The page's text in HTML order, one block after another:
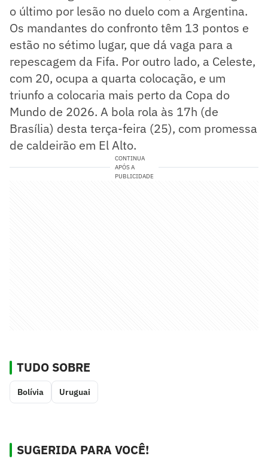
o último por lesão no duelo com a Argentina.
Os mandantes do confronto têm 13 pontos e
estão no sétimo lugar, que dá vaga para a
repescagem da Fifa. Por outro lado, a Celeste,
com 20, ocupa a quarta colocação, e um
triunfo a colocaria mais perto da Copa do
Mundo de 2026. A bola rola às 17h (de
Brasília) desta terça-feira (25), com promessa
de caldeirão em El Alto.
CONTINUA
APÓS A
PUBLICIDADE
TUDO SOBRE
Bolívia Uruguai
SUGERIDA PARA VOCÊ!